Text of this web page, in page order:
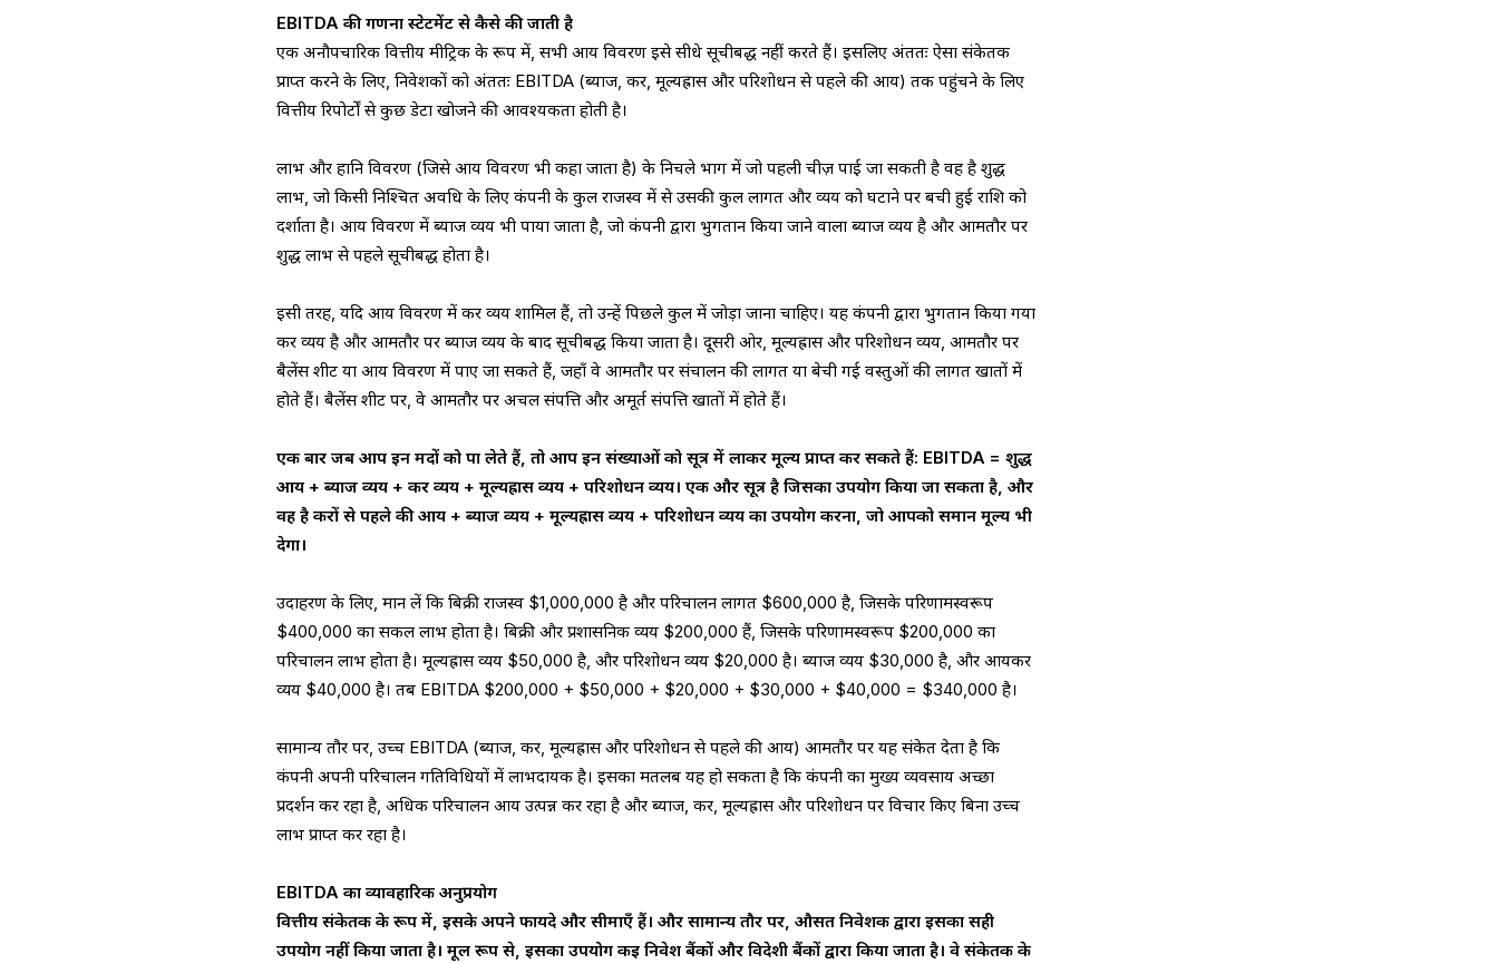
EBITDA की गणना स्टेटमेंट से कैसे की जाती है
एक अनौपचारिक वित्तीय मीट्रिक के रूप में, सभी आय विवरण इसे सीधे सूचीबद्ध नहीं करते हैं। इसलिए अंततः ऐसा संकेतक
प्राप्त करने के लिए, निवेशकों को अंततः EBITDA (ब्याज, कर, मूल्यह्रास और परिशोधन से पहले की आय) तक पहुंचने के लिए
वित्तीय रिपोर्टों से कुछ डेटा खोजने की आवश्यकता होती है।
लाभ और हानि विवरण (जिसे आय विवरण भी कहा जाता है) के निचले भाग में जो पहली चीज़ पाई जा सकती है वह है शुद्ध
लाभ, जो किसी निश्चित अवधि के लिए कंपनी के कुल राजस्व में से उसकी कुल लागत और व्यय को घटाने पर बची हुई राशि को
दर्शाता है। आय विवरण में ब्याज व्यय भी पाया जाता है, जो कंपनी द्वारा भुगतान किया जाने वाला ब्याज व्यय है और आमतौर पर
शुद्ध लाभ से पहले सूचीबद्ध होता है।
इसी तरह, यदि आय विवरण में कर व्यय शामिल हैं, तो उन्हें पिछले कुल में जोड़ा जाना चाहिए। यह कंपनी द्वारा भुगतान किया गया
कर व्यय है और आमतौर पर ब्याज व्यय के बाद सूचीबद्ध किया जाता है। दूसरी ओर, मूल्यह्रास और परिशोधन व्यय, आमतौर पर
बैलेंस शीट या आय विवरण में पाए जा सकते हैं, जहाँ वे आमतौर पर संचालन की लागत या बेची गई वस्तुओं की लागत खातों में
होते हैं। बैलेंस शीट पर, वे आमतौर पर अचल संपत्ति और अमूर्त संपत्ति खातों में होते हैं।
एक बार जब आप इन मदों को पा लेते हैं, तो आप इन संख्याओं को सूत्र में लाकर मूल्य प्राप्त कर सकते हैं: EBITDA = शुद्ध
आय + ब्याज व्यय + कर व्यय + मूल्यह्रास व्यय + परिशोधन व्यय। एक और सूत्र है जिसका उपयोग किया जा सकता है, और
वह है करों से पहले की आय + ब्याज व्यय + मूल्यह्रास व्यय + परिशोधन व्यय का उपयोग करना, जो आपको समान मूल्य भी
देगा।
उदाहरण के लिए, मान लें कि बिक्री राजस्व $1,000,000 है और परिचालन लागत $600,000 है, जिसके परिणामस्वरूप
$400,000 का सकल लाभ होता है। बिक्री और प्रशासनिक व्यय $200,000 हैं, जिसके परिणामस्वरूप $200,000 का
परिचालन लाभ होता है। मूल्यह्रास व्यय $50,000 है, और परिशोधन व्यय $20,000 है। ब्याज व्यय $30,000 है, और आयकर
व्यय $40,000 है। तब EBITDA $200,000 + $50,000 + $20,000 + $30,000 + $40,000 = $340,000 है।
सामान्य तौर पर, उच्च EBITDA (ब्याज, कर, मूल्यह्रास और परिशोधन से पहले की आय) आमतौर पर यह संकेत देता है कि
कंपनी अपनी परिचालन गतिविधियों में लाभदायक है। इसका मतलब यह हो सकता है कि कंपनी का मुख्य व्यवसाय अच्छा
प्रदर्शन कर रहा है, अधिक परिचालन आय उत्पन्न कर रहा है और ब्याज, कर, मूल्यह्रास और परिशोधन पर विचार किए बिना उच्च
लाभ प्राप्त कर रहा है।
EBITDA का व्यावहारिक अनुप्रयोग
वित्तीय संकेतक के रूप में, इसके अपने फायदे और सीमाएँ हैं। और सामान्य तौर पर, औसत निवेशक द्वारा इसका सही
उपयोग नहीं किया जाता है। मूल रूप से, इसका उपयोग कई निवेश बैंकों और विदेशी बैंकों द्वारा किया जाता है। वे संकेतक के